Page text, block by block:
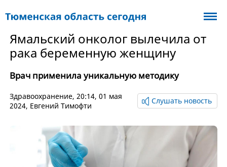
Ямальский онколог вылечила от
рака беременную женщину
Врач применила уникальную методику
Здравоохранение, 20:14, 01 мая
2024, Евгений Тимофти
Слушать новость